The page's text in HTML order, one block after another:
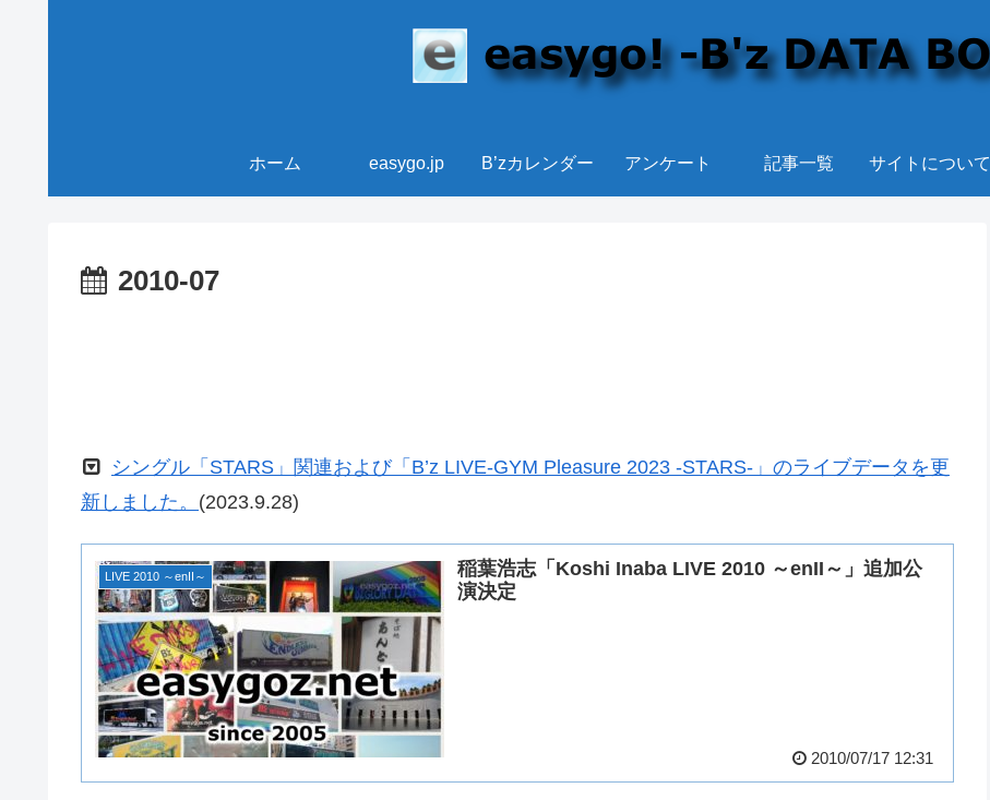
ホーム easygo.jp B’zカレンダー アンケート 記事一覧 サイトについて
2010-07
シングル「STARS」関連および「B’z LIVE-GYM Pleasure 2023 -STARS-」のライブデータを更
新しました。 (2023.9.28)
LIVE 2010 ～enII～
稲葉浩志「Koshi Inaba LIVE 2010 ～enII～」追加公
演決定
2010/07/17 12:31